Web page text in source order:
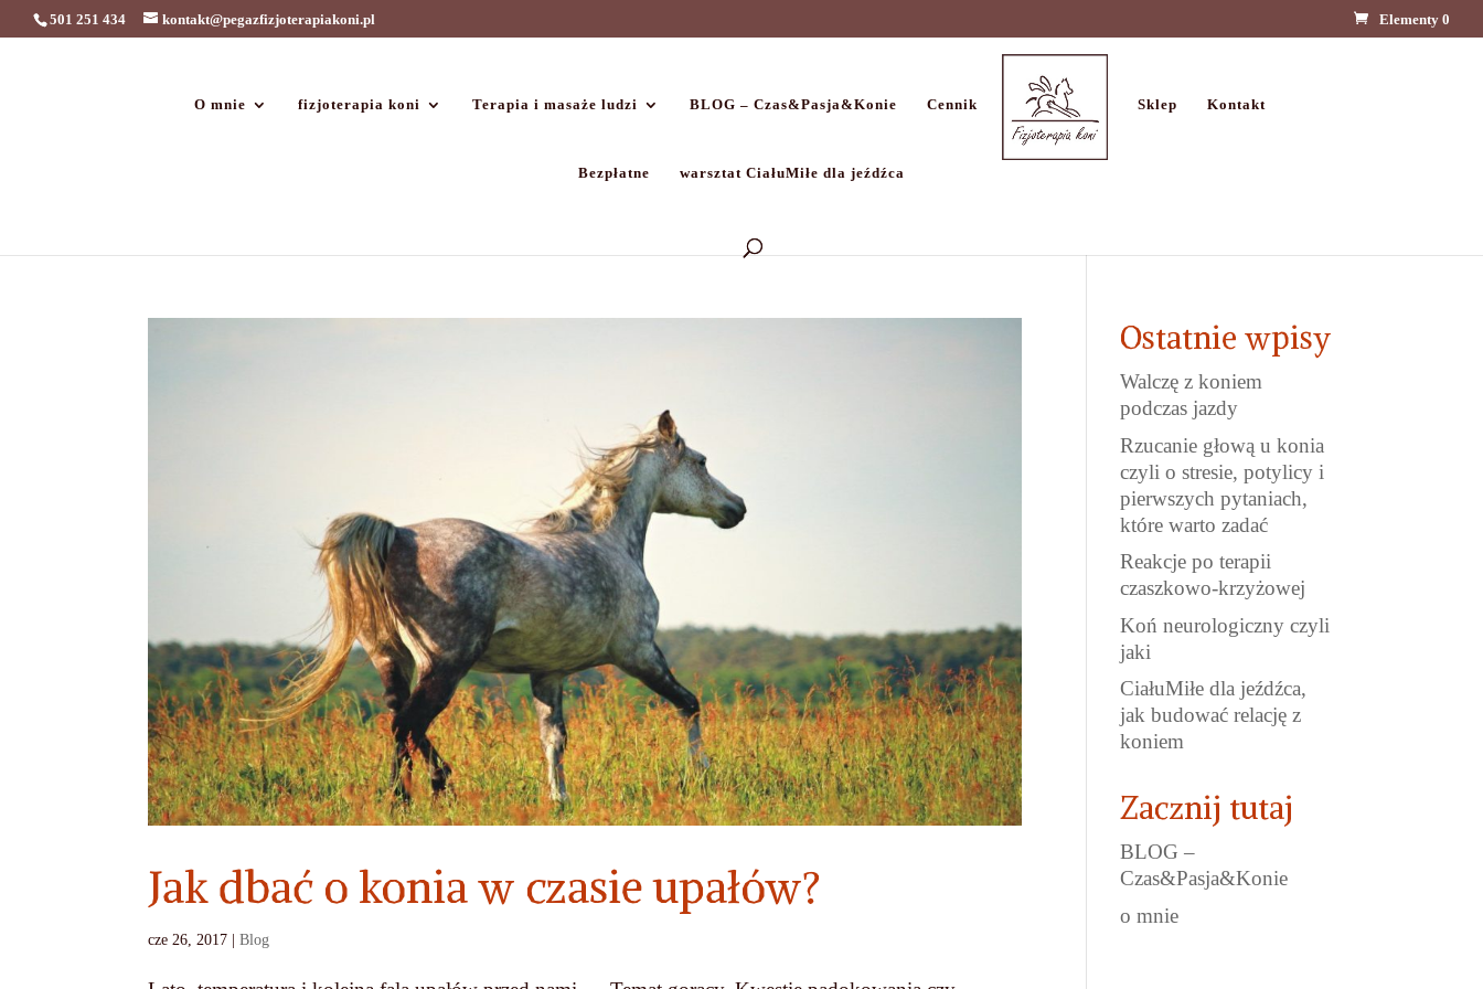
501 251 434 kontakt@pegazfizjoterapiakoni.pl Elementy 0
O mnie fizjoterapia koni Terapia i masaże ludzi BLOG – Czas&Pasja&Konie Cennik Sklep Kontakt
Bezpłatne warsztat CiałuMiłe dla jeźdźca
Jak dbać o konia w czasie upałów?
cze 26, 2017 |Blog
Ostatnie wpisy
Walczę z koniem
podczas jazdy
Rzucanie głową u konia
czyli o stresie, potylicy i
pierwszych pytaniach,
które warto zadać
Reakcje po terapii
czaszkowo-krzyżowej
Koń neurologiczny czyli
jaki
CiałuMiłe dla jeźdźca,
jak budować relację z
koniem
Zacznij tutaj
BLOG –
Czas&Pasja&Konie
o mnie